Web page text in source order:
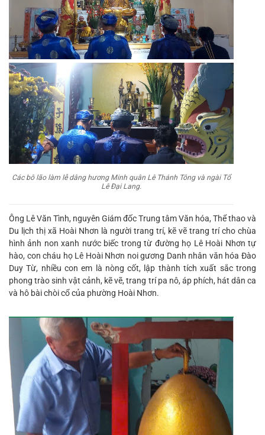
Các bô lão làm lễ dâng hương Minh quân Lê Thánh Tông và ngài Tổ
Lê Đại Lang.
Ông Lê Văn Tình, nguyên Giám đốc Trung tâm Văn hóa, Thể thao và
Du lịch thị xã Hoài Nhơn là người trang trí, kẽ vẽ trang trí cho chùa
hình ảnh non xanh nước biếc trong từ đường họ Lê Hoài Nhơn tự
hào, con cháu họ Lê Hoài Nhơn noi gương Danh nhân văn hóa Đào
Duy Từ, nhiều con em là nòng cốt, lập thành tích xuất sắc trong
phong trào sinh vật cảnh, kẽ vẽ, trang trí pa nô, áp phích, hát dân ca
và hô bài chòi cổ của phường Hoài Nhơn.